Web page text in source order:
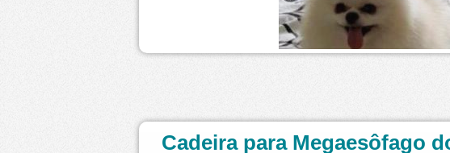
Cadeira para Megaesôfago